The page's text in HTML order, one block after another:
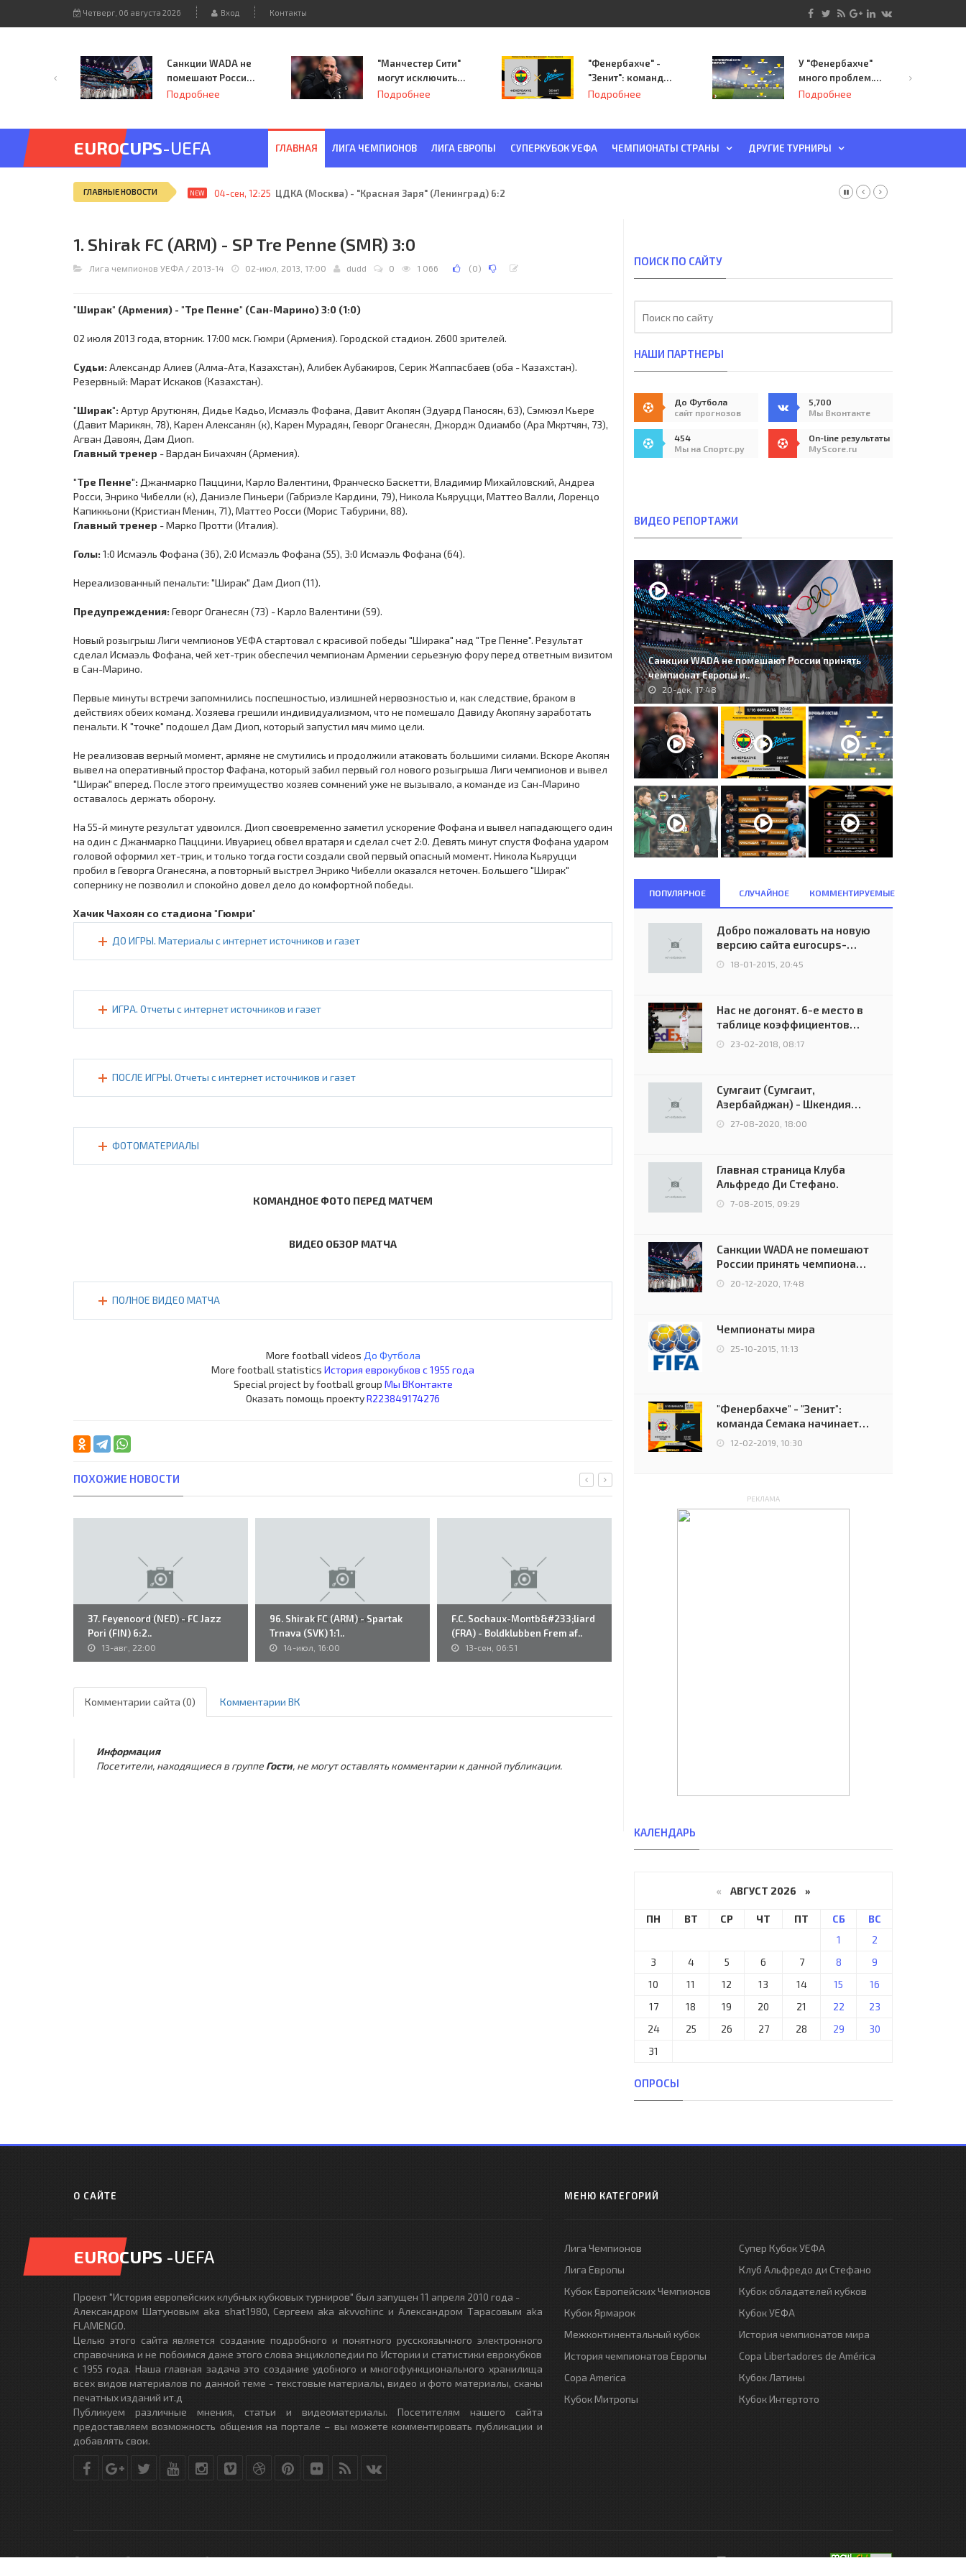
Четверг, 06 августа 2026 Вход Контакты
Санкции WADA не
помешают России
принять
Подробнее
"Манчестер Сити"
могут исключить
из Лиги
Подробнее
"Фенербахче" -
"Зенит": команда
Семака начинает
Подробнее
У "Фенербахче"
много проблем.
Но он опасен для
Подробнее
EUROCUPS-UEFA ГЛАВНАЯ ЛИГА ЧЕМПИОНОВ ЛИГА ЕВРОПЫ СУПЕРКУБОК УЕФА ЧЕМПИОНАТЫ СТРАНЫ ДРУГИЕ ТУРНИРЫ
ГЛАВНЫЕ НОВОСТИ NEW 04-сен, 12:25 ЦДКА (Москва) - "Красная Заря" (Ленинград) 6:2
1. Shirak FC (ARM) - SP Tre Penne (SMR) 3:0
Лига чемпионов УЕФА / 2013-14 02-июл, 2013, 17:00 dudd 0 1 066 (0)
"Ширак" (Армения) - "Тре Пенне" (Сан-Марино) 3:0 (1:0)
02 июля 2013 года, вторник. 17:00 мск. Гюмри (Армения). Городской стадион. 2600 зрителей.
Судьи: Александр Алиев (Алма-Ата, Казахстан), Алибек Аубакиров, Серик Жаппасбаев (оба - Казахстан).
Резервный: Марат Искаков (Казахстан).
"Ширак": Артур Арутюнян, Дидье Кадьо, Исмаэль Фофана, Давит Акопян (Эдуард Паносян, 63), Сэмюэл Кьере
(Давит Марикян, 78), Карен Алексанян (к), Карен Мурадян, Геворг Оганесян, Джордж Одиамбо (Ара Мкртчян, 73),
Агван Давоян, Дам Диоп.
Главный тренер - Вардан Бичахчян (Армения).
"Тре Пенне": Джанмарко Паццини, Карло Валентини, Франческо Баскетти, Владимир Михайловский, Андреа
Росси, Энрико Чибелли (к), Даниэле Пиньери (Габриэле Кардини, 79), Никола Кьяруцци, Маттео Валли, Лоренцо
Капиккьони (Кристиан Менин, 71), Маттео Росси (Морис Табурини, 88).
Главный тренер - Марко Протти (Италия).
Голы: 1:0 Исмаэль Фофана (36), 2:0 Исмаэль Фофана (55), 3:0 Исмаэль Фофана (64).
Нереализованный пенальти: "Ширак" Дам Диоп (11).
Предупреждения: Геворг Оганесян (73) - Карло Валентини (59).
Новый розыгрыш Лиги чемпионов УЕФА стартовал с красивой победы "Ширака" над "Тре Пенне". Результат
сделал Исмаэль Фофана, чей хет-трик обеспечил чемпионам Армении серьезную фору перед ответным визитом
в Сан-Марино.
Первые минуты встречи запомнились поспешностью, излишней нервозностью и, как следствие, браком в
действиях обеих команд. Хозяева грешили индивидуализмом, что не помешало Давиду Акопяну заработать
пенальти. К "точке" подошел Дам Диоп, который запустил мяч мимо цели.
Не реализовав верный момент, армяне не смутились и продолжили атаковать большими силами. Вскоре Акопян
вывел на оперативный простор Фафана, который забил первый гол нового розыгрыша Лиги чемпионов и вывел
"Ширак" вперед. После этого преимущество хозяев сомнений уже не вызывало, а команде из Сан-Марино
оставалось держать оборону.
На 55-й минуте результат удвоился. Диоп своевременно заметил ускорение Фофана и вывел нападающего один
на один с Джанмарко Паццини. Ивуариец обвел вратаря и сделал счет 2:0. Девять минут спустя Фофана ударом
головой оформил хет-трик, и только тогда гости создали свой первый опасный момент. Никола Кьяруцци
пробил в Геворга Оганесяна, а повторный выстрел Энрико Чибелли оказался неточен. Большего "Ширак"
сопернику не позволил и спокойно довел дело до комфортной победы.
Хачик Чахоян со стадиона "Гюмри"
ДО ИГРЫ. Материалы с интернет источников и газет
ИГРА. Отчеты с интернет источников и газет
ПОСЛЕ ИГРЫ. Отчеты с интернет источников и газет
ФОТОМАТЕРИАЛЫ
КОМАНДНОЕ ФОТО ПЕРЕД МАТЧЕМ
ВИДЕО ОБЗОР МАТЧА
ПОЛНОЕ ВИДЕО МАТЧА
More football videos До Футбола
More football statistics История еврокубков с 1955 года
Special project by football group Мы ВКонтакте
Оказать помощь проектуR223849174276
ПОХОЖИЕ НОВОСТИ
37. Feyenoord (NED) - FC Jazz
Pori (FIN) 6:2..
13-авг, 22:00
96. Shirak FC (ARM) - Spartak
Trnava (SVK) 1:1..
14-июл, 16:00
F.C. Sochaux-Montb&#233;liard
(FRA) - Boldklubben Frem af..
13-сен, 06:51
Комментарии сайта (0) Комментарии ВК
Информация
Посетители, находящиеся в группе Гости, не могут оставлять комментарии к данной публикации.
ПОИСК ПО САЙТУ
НАШИ ПАРТНЕРЫ
До Футбола
сайт прогнозов
5,700
Мы Вконтакте
454
Мы на Спортс.ру
On-line результаты
MyScore.ru
ВИДЕО РЕПОРТАЖИ
Санкции WADA не помешают России принять
чемпионат Европы и..
20-дек, 17:48
ПОПУЛЯРНОЕ СЛУЧАЙНОЕ КОММЕНТИРУЕМЫЕ
Добро пожаловать на новую
версию сайта eurocups-
uefa.ru
18-01-2015, 20:45
Нас не догонят. 6-е место в
таблице коэффициентов
УЕФА остаётся за Россией
23-02-2018, 08:17
Сумгаит (Сумгаит,
Азербайджан) - Шкендия
(Тетово, Северная
Македония) - 0:2 (0:0)
27-08-2020, 18:00
Главная страница Клуба
Альфредо Ди Стефано.
7-08-2015, 09:29
Санкции WADA не помешают
России принять чемпионат
Европы и финал Лиги
чемпионов.
20-12-2020, 17:48
Чемпионаты мира
25-10-2015, 11:13
"Фенербахче" - "Зенит":
команда Семака начинает
путь в плей-офф Лиги
12-02-2019, 10:30
РЕКЛАМА
КАЛЕНДАРЬ
« АВГУСТ 2026 »
ПН ВТ СР ЧТ ПТ СБ
ВС
1
2
3
4 5 6 7 8
9
10
11 12 13 14 15
16
17
18 19 20 21 22
23
24
25 26 27 28 29
30
31
ОПРОСЫ
О САЙТЕ
EUROCUPS -UEFA
Проект "История европейских клубных кубковых турниров" был запущен 11 апреля 2010 года -
Александром Шатуновым aka shat1980, Сергеем aka akvvohinc и Александром Тарасовым aka
FLAMENGO.
Целью этого сайта является создание подробного и понятного русскоязычного электронного
справочника и не побоимся даже этого слова энциклопедии по Истории и статистики еврокубков
с 1955 года. Наша главная задача это создание удобного и многофункционального хранилища
всех видов материалов по данной теме - текстовые материалы, видео и фото материалы, сканы
печатных изданий ит.д
Публикуем различные мнения, статьи и видеоматериалы. Посетителям нашего сайта
предоставляем возможность общения на портале – вы можете комментировать публикации и
добавлять свои.
МЕНЮ КАТЕГОРИЙ
Лига Чемпионов
Лига Европы
Кубок Европейских Чемпионов
Кубок Ярмарок
Межконтинентальный кубок
История чемпионатов Европы
Copa America
Кубок Митропы
Супер Кубок УЕФА
Клуб Альфредо ди Стефано
Кубок обладателей кубков
Кубок УЕФА
История чемпионатов мира
Copa Libertadores de América
Кубок Латины
Кубок Интертото
© Copyright © 2010-2017. Разработано студиейDLE-THEME.RU- All Rights Reserved.